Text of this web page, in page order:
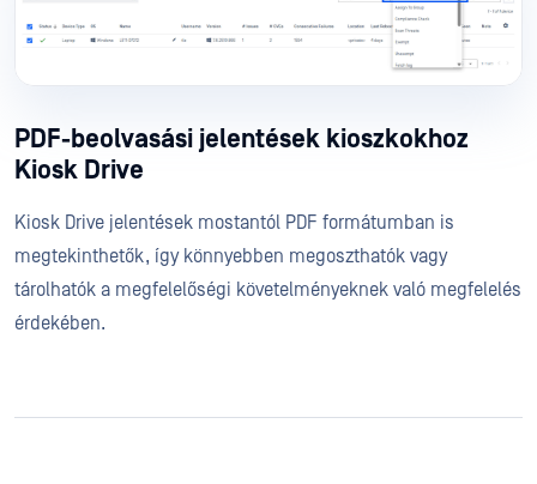
PDF-beolvasási jelentések kioszkokhoz
Kiosk Drive
Kiosk Drive jelentések mostantól PDF formátumban is
megtekinthetők, így könnyebben megoszthatók vagy
tárolhatók a megfelelőségi követelményeknek való megfelelés
érdekében.